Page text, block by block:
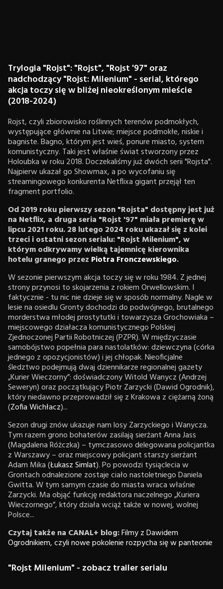
Trylogia "Rojst": "Rojst", "Rojst '97" oraz
nadchodzący "Rojst: Milenium" - serial, którego
akcja toczy się w bliżej nieokreślonym mieście
(2018-2024)
Rojst, czyli zbiorowisko roślinnych terenów podmokłych,
występujące głównie na Litwie; miejsce podmokłe, niskie i
bagniste. Bagno, którym jest wieś, ponure miasto, system
komunistyczny. Taki jest właśnie świat stworzony przez
Holoubka w roku 2018. Doczekaliśmy już dwóch serii "Rojsta".
Najpierw ukazał go Showmax, a po wycofaniu się
streamingowego konkurenta Netflixa gigant przejął ten
fragment portfolio.
Od 2019 roku pierwszy sezon "Rojsta" dostępny jest już
na Netflix, a druga seria "Rojst '97" miała premierę w
lipcu 2021 roku. 28 lutego 2024 roku ukazał się z kolei
trzeci i ostatni sezon serialu: "Rojst Milenium", w
którym odkrywamy wielką tajemnicę kierownika
hotelu granego przez Piotra Fronczewskiego.
W sezonie pierwszym akcja toczy się w roku 1984. Z jednej
strony przynosi to skojarzenia z rokiem Orwellowskim. I
faktycznie - tu nic nie dzieje się w sposób normalny. Nagle w
lesie na osiedlu Gronty dochodzi do podwójnego, brutalnego
morderstwa młodej prostytutki i towarzysza Grochowiaka –
miejscowego działacza komunistycznego Polskiej
Zjednoczonej Partii Robotniczej (PZPR). W międzyczasie
samobójstwo popełnia para nastolatków: dziewczyna (córka
jednego z opozycjonistów) i jej chłopak. Nieoficjalne
śledztwo podejmują dwaj dziennikarze regionalnej gazety
„Kurier Wieczorny”: doświadczony Witold Wanycz (Andrzej
Seweryn) oraz początkujący Piotr Zarzycki (Dawid Ogrodnik),
który niedawno przeprowadził się z Krakowa z ciężarną żoną
(Zofia Wichłacz)...
Sezon drugi znów ukazuje nam losy Zarzyckiego i Wanycza.
Tym razem grono bohaterów zasilają sierżant Anna Jass
(Magdalena Różczka) – tymczasowo delegowana policjantka
z Warszawy – oraz miejscowy policjant starszy sierżant
Adam Mika (Łukasz Simlat). Po powodzi tysiąclecia w
Grontach odnalezione zostaje ciało nastoletniego Daniela
Gwitta. W tym samym czasie do miasta wraca właśnie
Zarzycki. Ma objąć funkcję redaktora naczelnego „Kuriera
Wieczornego”, który działa wciąż także w nowej, wolnej
Polsce...
Czytaj także na CANAL+ blog:Filmy z Dawidem
Ogrodnikiem, czyli nowe pokolenie rozpycha się w panteonie
"Rojst Milenium" - zobacz trailer serialu